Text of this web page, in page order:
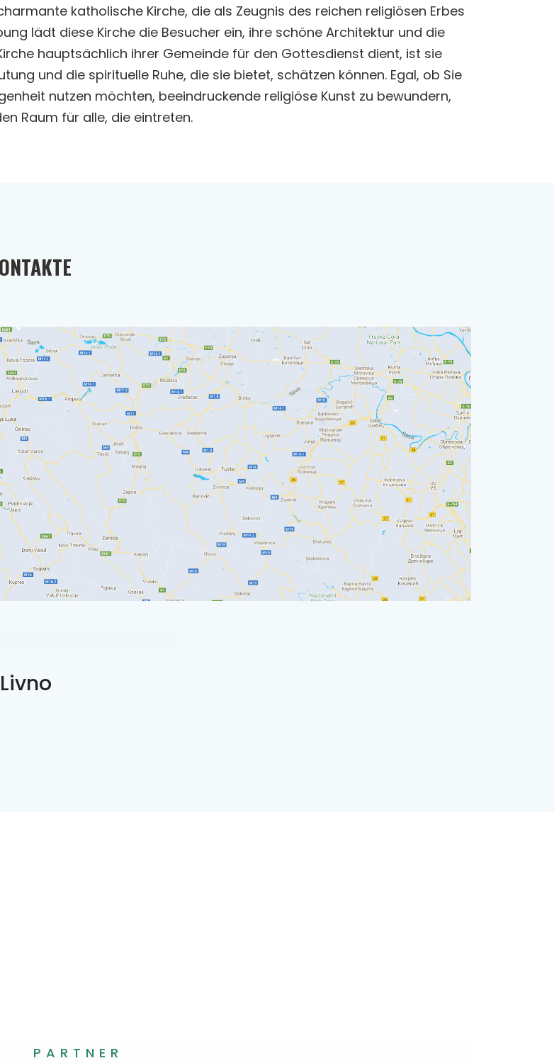
katholische Kirche, die als Zeugnis des reichen religiösen Erbes
lädt diese Kirche die Besucher ein, ihre schöne Architektur und die
hauptsächlich ihrer Gemeinde für den Gottesdienst dient, ist sie
und die spirituelle Ruhe, die sie bietet, schätzen können. Egal, ob Sie
nutzen möchten, beeindruckende religiöse Kunst zu bewundern,
Raum für alle, die eintreten.
PARTNER